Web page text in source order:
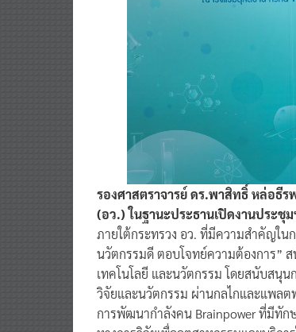
รองศาสตราจารย์ ดร.พาสิทธิ์ หล่อธี
(อว.) ในฐานะประธานเปิดงานประชุ
ภายใต้กระทรวง อว. ที่มีความสำคัญใน
นวัตกรรมดี ตอบโจทย์ความต้องการ”
เทคโนโลยี และนวัตกรรม โดยสนับสนุ
วิจัยและนวัตกรรม ผ่านกลไกและแพล
การพัฒนากำลังคน Brainpower ที่มีทัก
ทางการวิจัยเพื่ออุตสาหกรรมและบริกา